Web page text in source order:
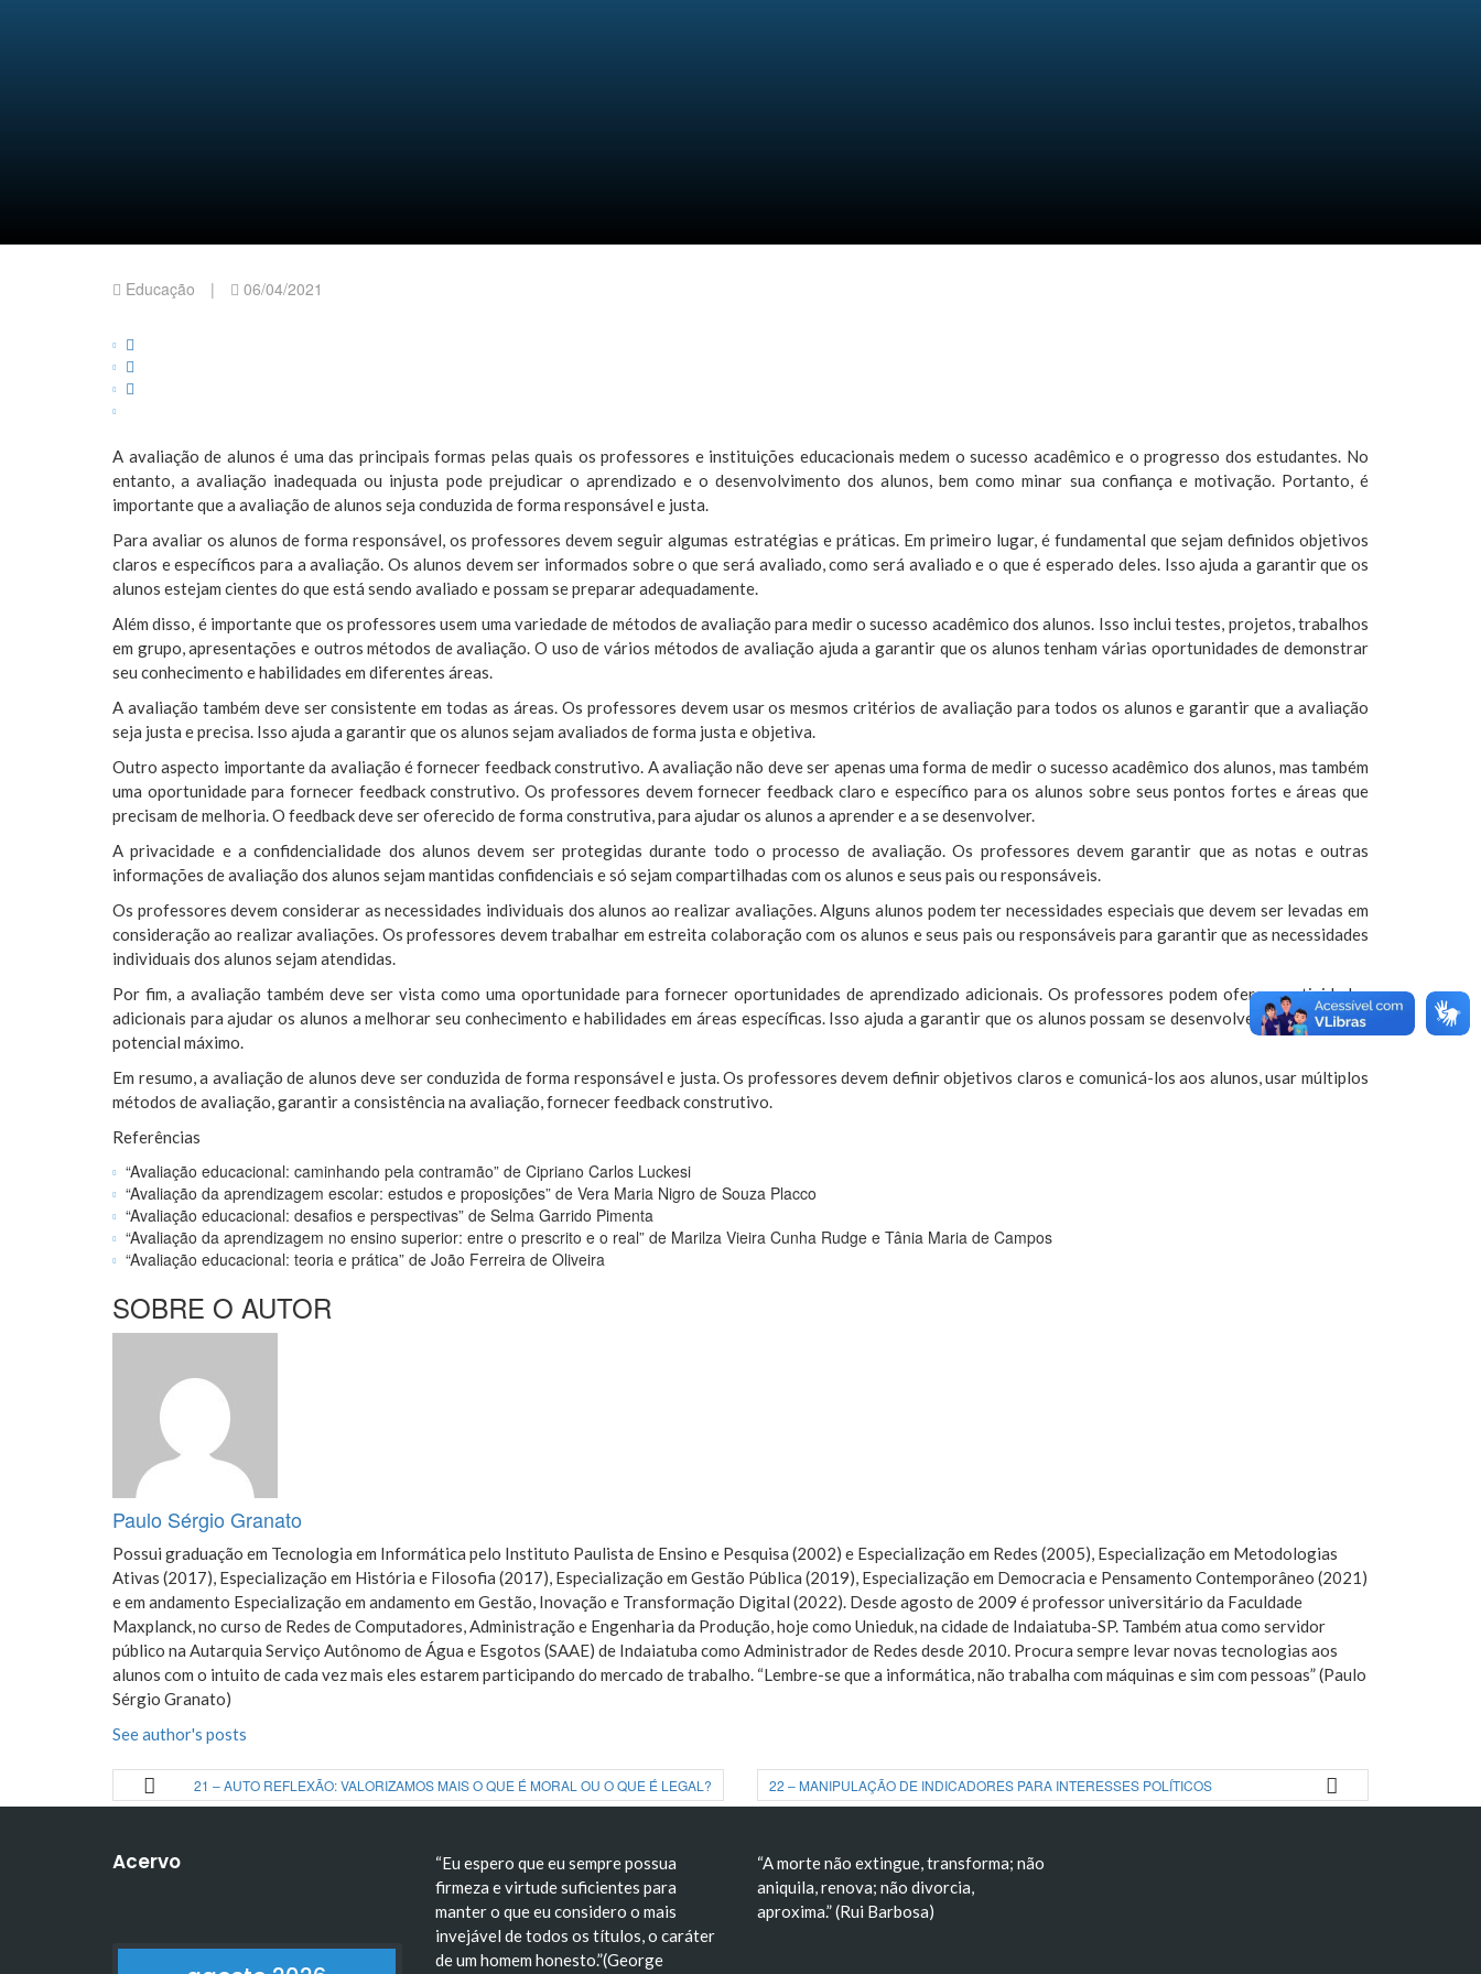
Educação | 06/04/2021
A avaliação de alunos é uma das principais formas pelas quais os professores e instituições educacionais medem o sucesso acadêmico e o progresso dos estudantes. No
entanto, a avaliação inadequada ou injusta pode prejudicar o aprendizado e o desenvolvimento dos alunos, bem como minar sua confiança e motivação. Portanto, é
importante que a avaliação de alunos seja conduzida de forma responsável e justa.
Para avaliar os alunos de forma responsável, os professores devem seguir algumas estratégias e práticas. Em primeiro lugar, é fundamental que sejam definidos objetivos
claros e específicos para a avaliação. Os alunos devem ser informados sobre o que será avaliado, como será avaliado e o que é esperado deles. Isso ajuda a garantir que os
alunos estejam cientes do que está sendo avaliado e possam se preparar adequadamente.
Além disso, é importante que os professores usem uma variedade de métodos de avaliação para medir o sucesso acadêmico dos alunos. Isso inclui testes, projetos, trabalhos
em grupo, apresentações e outros métodos de avaliação. O uso de vários métodos de avaliação ajuda a garantir que os alunos tenham várias oportunidades de demonstrar
seu conhecimento e habilidades em diferentes áreas.
A avaliação também deve ser consistente em todas as áreas. Os professores devem usar os mesmos critérios de avaliação para todos os alunos e garantir que a avaliação
seja justa e precisa. Isso ajuda a garantir que os alunos sejam avaliados de forma justa e objetiva.
Outro aspecto importante da avaliação é fornecer feedback construtivo. A avaliação não deve ser apenas uma forma de medir o sucesso acadêmico dos alunos, mas também
uma oportunidade para fornecer feedback construtivo. Os professores devem fornecer feedback claro e específico para os alunos sobre seus pontos fortes e áreas que
precisam de melhoria. O feedback deve ser oferecido de forma construtiva, para ajudar os alunos a aprender e a se desenvolver.
A privacidade e a confidencialidade dos alunos devem ser protegidas durante todo o processo de avaliação. Os professores devem garantir que as notas e outras
informações de avaliação dos alunos sejam mantidas confidenciais e só sejam compartilhadas com os alunos e seus pais ou responsáveis.
Os professores devem considerar as necessidades individuais dos alunos ao realizar avaliações. Alguns alunos podem ter necessidades especiais que devem ser levadas em
consideração ao realizar avaliações. Os professores devem trabalhar em estreita colaboração com os alunos e seus pais ou responsáveis para garantir que as necessidades
individuais dos alunos sejam atendidas.
Por fim, a avaliação também deve ser vista como uma oportunidade para fornecer oportunidades de aprendizado adicionais. Os professores podem oferecer atividades
adicionais para ajudar os alunos a melhorar seu conhecimento e habilidades em áreas específicas. Isso ajuda a garantir que os alunos possam se desenvolver e alcançar seu
potencial máximo.
Em resumo, a avaliação de alunos deve ser conduzida de forma responsável e justa. Os professores devem definir objetivos claros e comunicá-los aos alunos, usar múltiplos
métodos de avaliação, garantir a consistência na avaliação, fornecer feedback construtivo.
Referências
“Avaliação educacional: caminhando pela contramão” de Cipriano Carlos Luckesi
“Avaliação da aprendizagem escolar: estudos e proposições” de Vera Maria Nigro de Souza Placco
“Avaliação educacional: desafios e perspectivas” de Selma Garrido Pimenta
“Avaliação da aprendizagem no ensino superior: entre o prescrito e o real” de Marilza Vieira Cunha Rudge e Tânia Maria de Campos
“Avaliação educacional: teoria e prática” de João Ferreira de Oliveira
SOBRE O AUTOR
Paulo Sérgio Granato
Possui graduação em Tecnologia em Informática pelo Instituto Paulista de Ensino e Pesquisa (2002) e Especialização em Redes (2005), Especialização em Metodologias
Ativas (2017), Especialização em História e Filosofia (2017), Especialização em Gestão Pública (2019), Especialização em Democracia e Pensamento Contemporâneo (2021)
e em andamento Especialização em andamento em Gestão, Inovação e Transformação Digital (2022). Desde agosto de 2009 é professor universitário da Faculdade
Maxplanck, no curso de Redes de Computadores, Administração e Engenharia da Produção, hoje como Unieduk, na cidade de Indaiatuba-SP. Também atua como servidor
público na Autarquia Serviço Autônomo de Água e Esgotos (SAAE) de Indaiatuba como Administrador de Redes desde 2010. Procura sempre levar novas tecnologias aos
alunos com o intuito de cada vez mais eles estarem participando do mercado de trabalho. “Lembre-se que a informática, não trabalha com máquinas e sim com pessoas” (Paulo
Sérgio Granato)
See author's posts
21 – AUTO REFLEXÃO: VALORIZAMOS MAIS O QUE É MORAL OU O QUE É LEGAL? 22 – MANIPULAÇÃO DE INDICADORES PARA INTERESSES POLÍTICOS
Acervo
“Eu espero que eu sempre possua
firmeza e virtude suficientes para
manter o que eu considero o mais
invejável de todos os títulos, o caráter
de um homem honesto.”(George
“A morte não extingue, transforma; não
aniquila, renova; não divorcia,
aproxima.” (Rui Barbosa)